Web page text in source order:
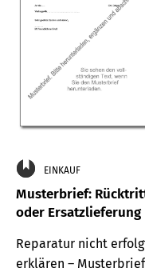
EINKAUF
Musterbrief:
oder Ersatzlieferung
Reparatur nicht
erklären –